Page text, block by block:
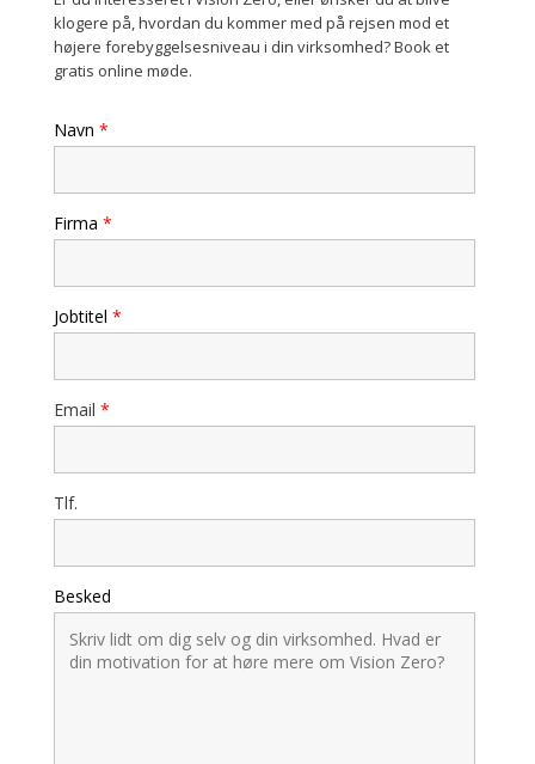
klogere på, hvordan du kommer med på rejsen mod et
højere forebyggelsesniveau i din virksomhed? Book et
gratis online møde.
Navn *
Firma *
Jobtitel *
Email *
Tlf.
Besked